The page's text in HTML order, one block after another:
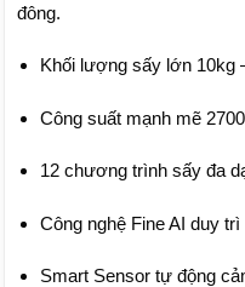
đông.
Khối lượng sấy lớn 10kg
Công suất mạnh mẽ
12 chương trình sấy đa
Công nghệ Fine AI duy
Smart Sensor tự động